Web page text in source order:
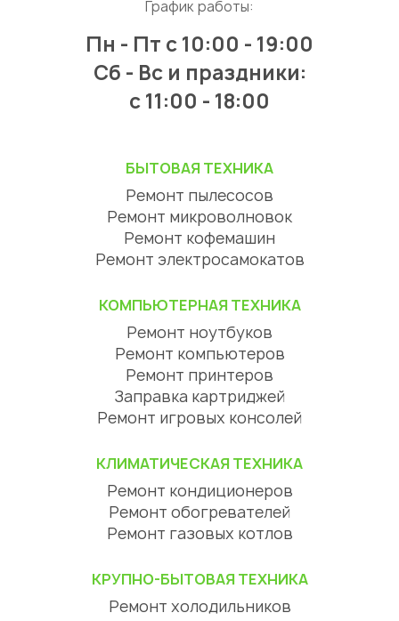
График работы:
Пн - Пт с 10:00 - 19:00
Сб - Вс и праздники:
c 11:00 - 18:00
БЫТОВАЯ ТЕХНИКА
Ремонт пылесосов
Ремонт микроволновок
Ремонт кофемашин
Ремонт электросамокатов
КОМПЬЮТЕРНАЯ ТЕХНИКА
Ремонт ноутбуков
Ремонт компьютеров
Ремонт принтеров
Заправка картриджей
Ремонт игровых консолей
КЛИМАТИЧЕСКАЯ ТЕХНИКА
Ремонт кондиционеров
Ремонт обогревателей
Ремонт газовых котлов
КРУПНО-БЫТОВАЯ ТЕХНИКА
Ремонт холодильников